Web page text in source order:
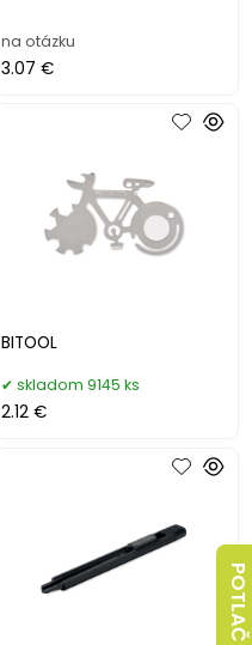
na otázku
3.07 €
BITOOL
skladom 9145 ks
2.12 €
POTLAČ